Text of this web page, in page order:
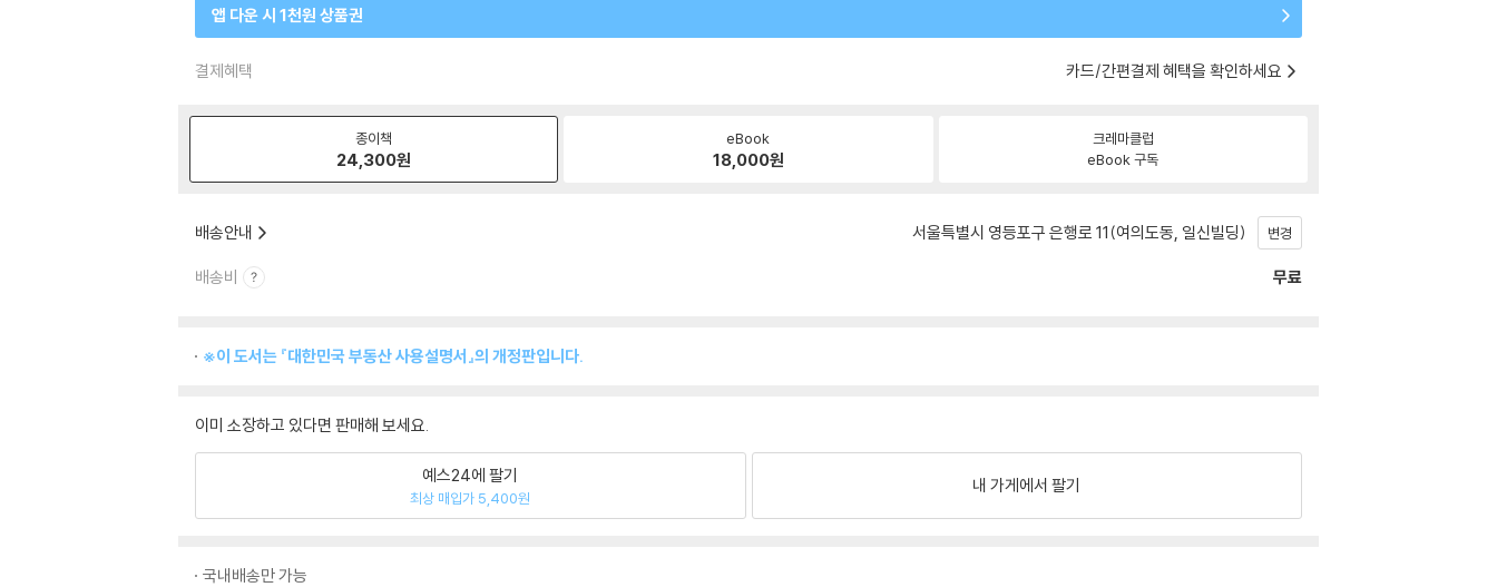
앱 다운 시 1천원 상품권
결제혜택 카드/간편결제 혜택을 확인하세요
종이책
24,300원
eBook
18,000원
크레마클럽
eBook 구독
배송안내 서울특별시 영등포구 은행로 11(여의도동, 일신빌딩) 변경
배송비 무료
※이 도서는 『대한민국 부동산 사용설명서』의 개정판입니다.
이미 소장하고 있다면 판매해 보세요.
예스24에 팔기
최상 매입가 5,400원
내 가게에서 팔기
국내배송만 가능